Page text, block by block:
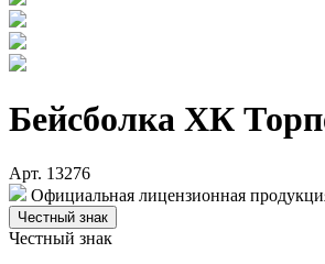
Бейсболка ХК
Арт. 13276
Официальная лицензионная
Честный знак
Честный знак